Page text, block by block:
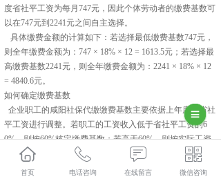
度省社平工资为每月747元，因此个体劳动者的缴费基数可
以在747元到2241元之间自主选择。
具体缴费金额的计算如下：若选择最低缴费基数747元，
则全年缴费金额为：747 × 18% × 12 = 1613.5元；若选择最
高缴费基数2241元，则全年缴费金额为：2241 × 18% × 12
= 4840.6元。
如何确定缴费基数
企业职工的咸阳社保代缴缴费基数主要依据上年度的省社
平工资进行调整。若职工的工资收入低于省社平工资的6
0%，则按60%核定缴费基数；若高于60%，则按实际工资
收入核定，但最高不得超过省社平工资的300%。
个体劳动者则可在省社平工资的基础上，自主选择缴费基
首页 电话咨询 在线留言 微信咨询